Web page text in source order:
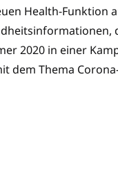
Health-Funktion
2020 in einer
dem Thema